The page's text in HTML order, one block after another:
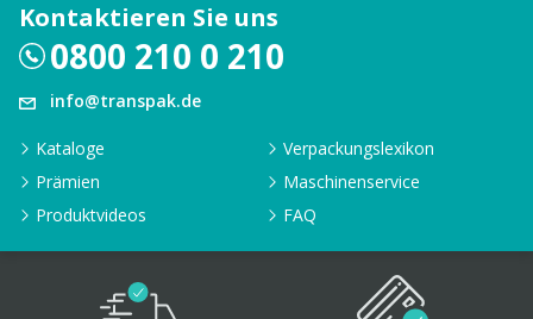
Kontaktieren Sie uns
0800 210 0 210
info@transpak.de
Kataloge
Verpackungslexikon
Prämien
Maschinenservice
Produktvideos
FAQ